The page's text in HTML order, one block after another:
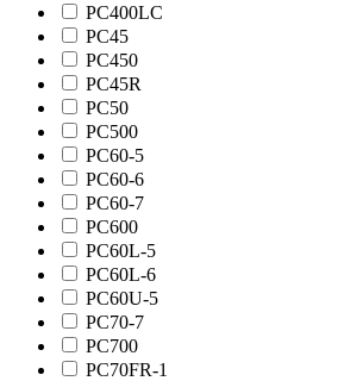
PC400LC
PC45
PC450
PC45R
PC50
PC500
PC60-5
PC60-6
PC60-7
PC600
PC60L-5
PC60L-6
PC60U-5
PC70-7
PC700
PC70FR-1